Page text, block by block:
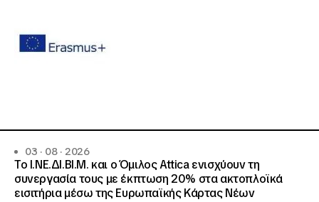
03 · 08 · 2026
Το Ι.ΝΕ.ΔΙ.ΒΙ.Μ. και o Όμιλος Attica ενισχύουν τη
συνεργασία τους με έκπτωση 20% στα ακτοπλοϊκά
εισιτήρια μέσω της Ευρωπαϊκής Κάρτας Νέων